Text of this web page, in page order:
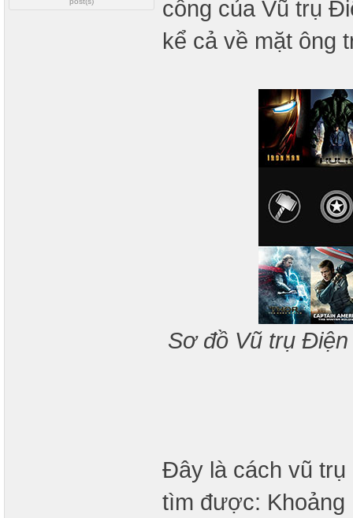
công của Vũ trụ
kể cả về mặt ông
Sơ đồ Vũ trụ
Đây là cách vũ trụ
tìm được: Khoảng